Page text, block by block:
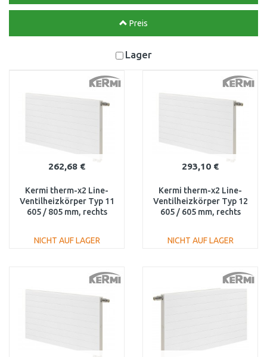
Preis
Lager
262,68 €
Kermi therm-x2 Line-
Ventilheizkörper Typ 11
605 / 805 mm, rechts
NICHT AUF LAGER
293,10 €
Kermi therm-x2 Line-
Ventilheizkörper Typ 12
605 / 605 mm, rechts
NICHT AUF LAGER
Vergleichen